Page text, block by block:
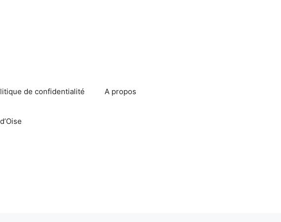
de confidentialité A propos